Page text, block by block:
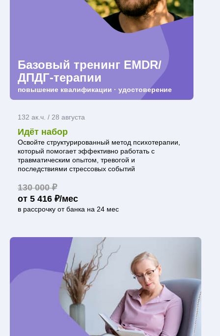
Базовый тренинг EMDR/
ДПДГ-терапии
повышение квалификации · удостоверение
132 ак.ч. / 28 августа
Идёт набор
Освойте структурированный метод психотерапии,
который помогает эффективно работать с
травматическим опытом, тревогой и
последствиями стрессовых событий
130 000 ₽
от 5 416 ₽/мес
в рассрочку от банка на 24 мес